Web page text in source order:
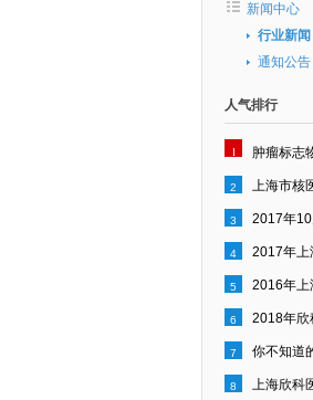
新闻中心
行业新闻
通知公告
人气排行
1 肿瘤标志
2
3
4 2017年上
5 2016年上
6 2018年欣
7
8 上海欣科